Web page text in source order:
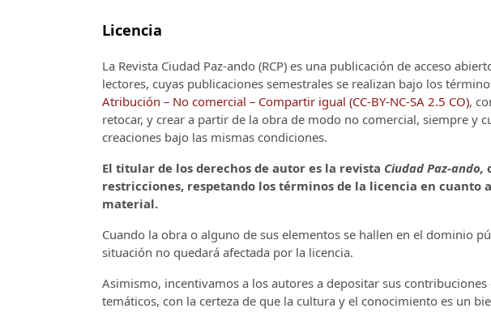
Licencia
La Revista Ciudad Paz-ando (RCP) es una publicación de acceso
lectores, cuyas publicaciones semestrales se realizan bajo los
Atribución – No comercial – Compartir igual (CC-BY-NC-SA 2.5 CO),
retocar, y crear a partir de la obra de modo no comercial, siempre y
creaciones bajo las mismas condiciones.
El titular de los derechos de autor es la revista Ciudad Paz-ando,
restricciones, respetando los términos de la licencia en cuanto
material.
Cuando la obra o alguno de sus elementos se hallen en el dominio
situación no quedará afectada por la licencia.
Asimismo, incentivamos a los autores a depositar sus
temáticos, con la certeza de que la cultura y el conocimiento es un